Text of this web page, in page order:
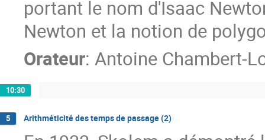
portant le nom d'Isaac
Newton et la notion de
Orateur: Antoine Chambert-
10:30
5 Arithméticité des temps de passage (2)